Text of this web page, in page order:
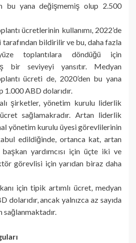
bu yana değişmemiş olup 2.500
ücretlerinin kullanımı, 2022’de
tarafından bildirilir ve bu, daha fazla
toplantılara döndüğü için
bir seviyeyi yansıtır. Medyan
ücreti de, 2020’den bu yana
ABD dolarıdır.
şirketler, yönetim kurulu liderlik
sağlamakradır. Artan liderlik
yönetim kurulu üyesi görevlilerinin
edildiğinde, ortanca kat, artan
yardımcısı için üçte iki ve
görevlisi için yarıdan biraz daha
için tipik artımlı ücret, medyan
dolarıdır, ancak yalnızca az sayıda